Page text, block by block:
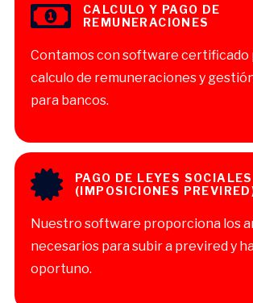
CALCULO Y PAGO DE
REMUNERACIONES
Contamos con software certificado
calculo de remuneraciones y
para bancos.
PAGO DE LEYES SOCIALES
(IMPOSICIONES
Nuestro software proporciona los
necesarios para subir a previred y
oportuno.